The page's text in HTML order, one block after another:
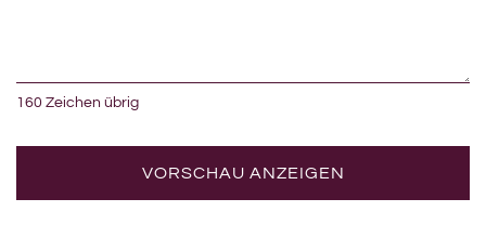
160 Zeichen übrig
VORSCHAU ANZEIGEN